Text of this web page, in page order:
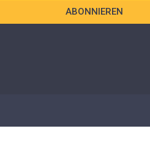
ABONNIEREN